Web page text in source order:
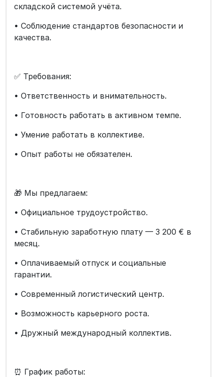
складской системой учёта.
• Соблюдение стандартов безопасности и
качества.
✅ Требования:
• Ответственность и внимательность.
• Готовность работать в активном темпе.
• Умение работать в коллективе.
• Опыт работы не обязателен.
🎁 Мы предлагаем:
• Официальное трудоустройство.
• Стабильную заработную плату — 3 200 € в
месяц.
• Оплачиваемый отпуск и социальные
гарантии.
• Современный логистический центр.
• Возможность карьерного роста.
• Дружный международный коллектив.
⏰ График работы: